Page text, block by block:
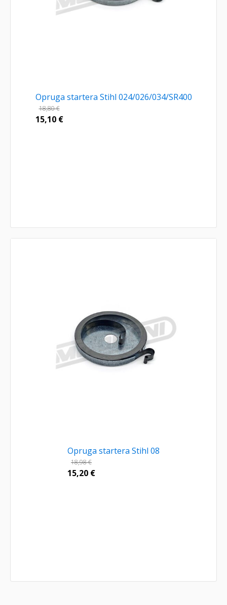
Opruga startera Stihl 024/026/034/SR400
18,80€
15,10 €
Opruga startera Stihl 08
18,98€
15,20 €